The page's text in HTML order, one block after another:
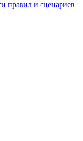
правил и сценариев